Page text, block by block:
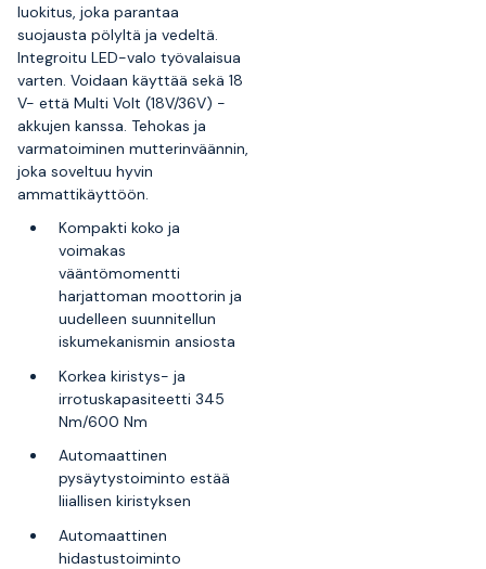
luokitus, joka parantaa
suojausta pölyltä ja vedeltä.
Integroitu LED-valo työvalaisua
varten. Voidaan käyttää sekä 18
V- että Multi Volt (18V/36V) -
akkujen kanssa. Tehokas ja
varmatoiminen mutterinväännin,
joka soveltuu hyvin
ammattikäyttöön.
Kompakti koko ja
voimakas
vääntömomentti
harjattoman moottorin ja
uudelleen suunnitellun
iskumekanismin ansiosta
Korkea kiristys- ja
irrotuskapasiteetti 345
Nm/600 Nm
Automaattinen
pysäytystoiminto estää
liiallisen kiristyksen
Automaattinen
hidastustoiminto